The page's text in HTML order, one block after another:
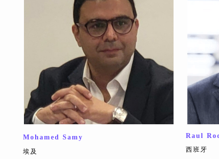
Mohamed Samy
埃及
Raul
西班牙